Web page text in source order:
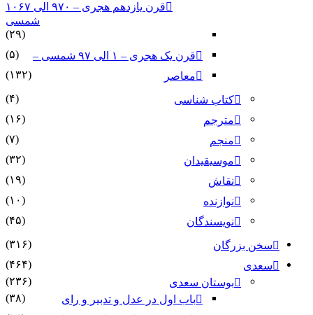
قرن یازدهم هجری – ۹۷۰ الی ۱۰۶۷
شمسی
(۲۹)
قرن یک هجری – ۱ الی ۹۷ شمسی –
(۵)
معاصر
(۱۳۲)
کتاب شناسی
(۴)
مترجم
(۱۶)
منجم
(۷)
موسیقیدان
(۳۲)
نقاش
(۱۹)
نوازنده
(۱۰)
نویسندگان
(۴۵)
سخن بزرگان
(۳۱۶)
سعدی
(۴۶۴)
بوستان سعدی
(۲۳۶)
باب اول در عدل و تدبیر و رای
(۳۸)